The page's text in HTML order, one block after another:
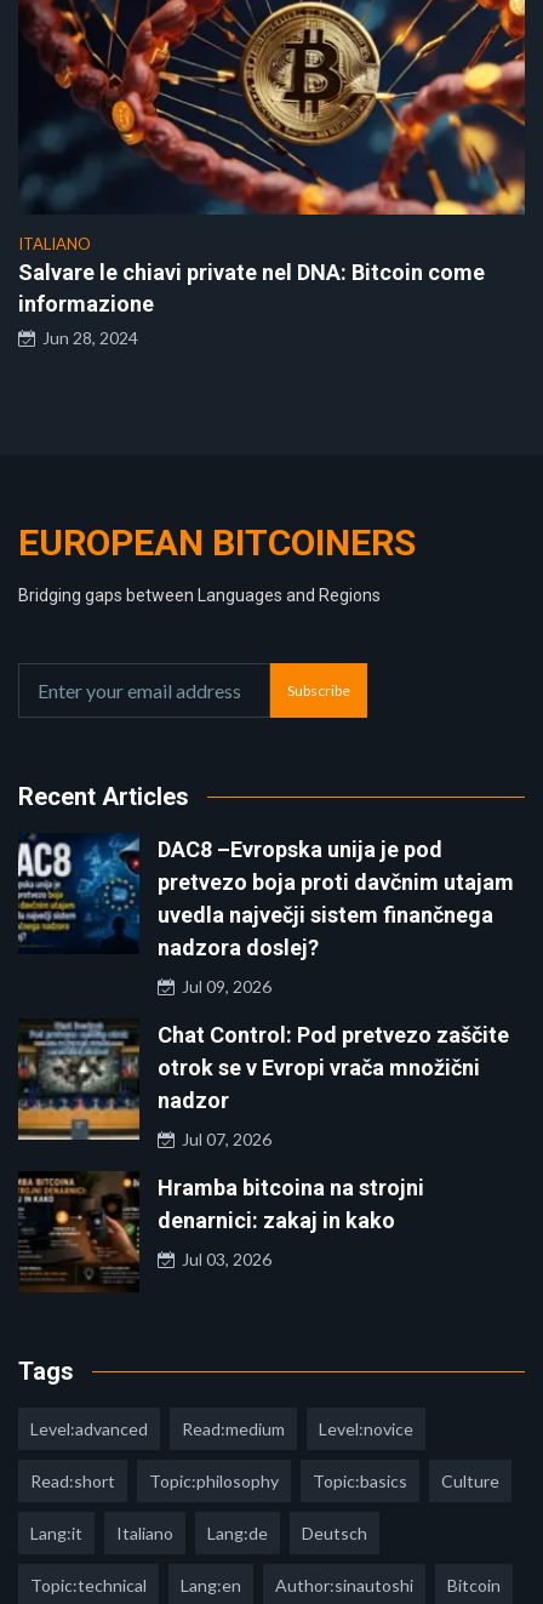
ITALIANO
Salvare le chiavi private nel DNA: Bitcoin come
informazione
Jun 28, 2024
EUROPEAN BITCOINERS
Bridging gaps between Languages and Regions
Subscribe
Recent Articles
DAC8 –Evropska unija je pod
pretvezo boja proti davčnim utajam
uvedla največji sistem finančnega
nadzora doslej?
Jul 09, 2026
Chat Control: Pod pretvezo zaščite
otrok se v Evropi vrača množični
nadzor
Jul 07, 2026
Hramba bitcoina na strojni
denarnici: zakaj in kako
Jul 03, 2026
Tags
Level:advanced Read:medium Level:novice
Read:short Topic:philosophy Topic:basics Culture
Lang:it Italiano Lang:de Deutsch
Topic:technical Lang:en Author:sinautoshi Bitcoin